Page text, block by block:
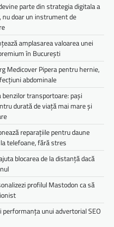
devine parte din strategia digitala a
nu doar un instrument de
amplasarea valoarea unei
în București
Medicover Pipera pentru hernie,
abdominale
transportoare: pași
durată de viață mai mare și
reparațiile pentru daune
telefoane, fără stres
blocarea de la distanță dacă
profilul Mastodon ca să
performanța unui advertorial SEO